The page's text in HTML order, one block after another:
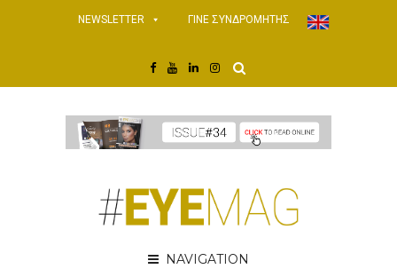
NEWSLETTER ΓΙΝΕ ΣΥΝΔΡΟΜΗΤΗΣ
NAVIGATION